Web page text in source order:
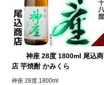
神座 28度 1800ml 尾込商
店 芋焼酎 かみくら
神座 28度 1800ml